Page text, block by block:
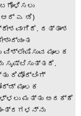
ಆರ್ ಎ ಡಿ)
ದತ್ತಾಂಶ
ಮೂಲಕ
ಸೃಷ್ಟಿಸುತ್ತದೆ.
ರಿಪೋರ್ಟಿಂಗ್
ಮೂಲಕ
ಮತ್ತು ಅದಕ್ಕೆ